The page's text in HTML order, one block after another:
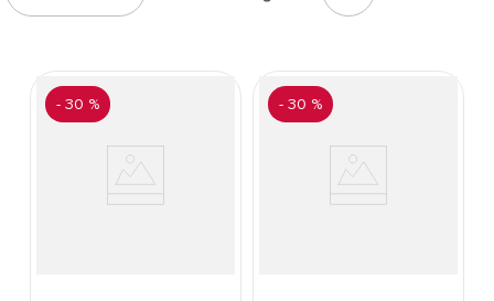
- 30 % - 30 %
puerta
10. pantry